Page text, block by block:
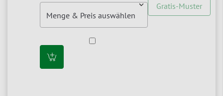
Gratis-Muster